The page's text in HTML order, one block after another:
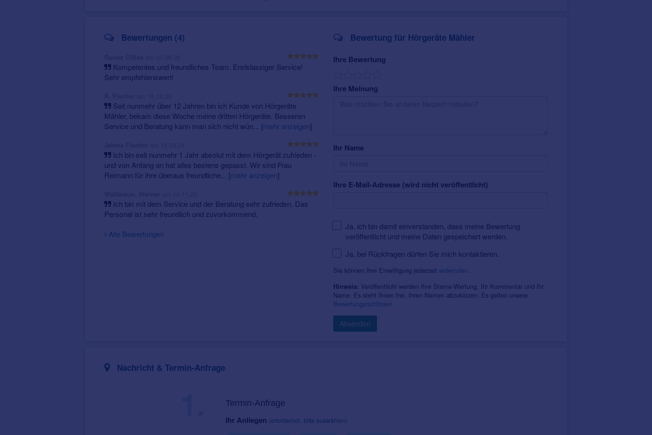
Bewertungen (4)
Kompetentes und freundliches Team. Erstklassiger Service!
Sehr empfehlenswert!
Seit nunmehr über 12 Jahren bin ich Kunde von Hörgeräte
Mähler, bekam diese Woche meine dritten Hörgeräte. Besseren
Service und Beratung kann man sich nicht wün... [mehr anzeigen]
Ich bin seit nunmehr 1 Jahr absolut mit dem Hörgerät zufrieden -
und von Anfang an hat alles bestens gepasst. Wir sind Frau
Reimann für ihre überaus freundliche... [mehr anzeigen]
Ich bin mit dem Service und der Beratung sehr zufrieden. Das
Personal ist sehr freundlich und zuvorkommend.
Alle Bewertungen
Bewertung für Hörgeräte Mähler
Ihre Bewertung
Ihre Meinung
Ihr Name
Ihre E-Mail-Adresse (wird nicht veröffentlicht)
Ja, ich bin damit einverstanden, dass meine Bewertung
veröffentlicht und meine Daten gespeichert werden.
Ja, bei Rückfragen dürfen Sie mich kontaktieren.
Sie können Ihre Einwilligung jederzeit widerrufen.
Hinweis: Veröffentlicht werden Ihre Sterne-Wertung, Ihr Kommentar und Ihr
Name. Es steht Ihnen frei, Ihren Namen abzukürzen. Es gelten unsere
Bewertungsrichtlinien.
Absenden
Nachricht & Termin-Anfrage
Termin-Anfrage
Ihr Anliegen (erforderlich, bitte auswählen)